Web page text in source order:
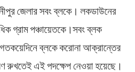
জেলার সবং ব্লকে। লকডাউনের
গ্রাম পঞ্চায়েতকে।সবং ব্লক
ব্লকে করোনা আক্রান্তের
রুখতেই এই পদক্ষেপ নেওয়া হয়েছে।